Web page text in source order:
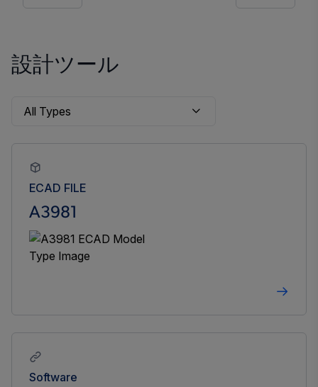
設計ツール
ECAD FILE
A3981
Software